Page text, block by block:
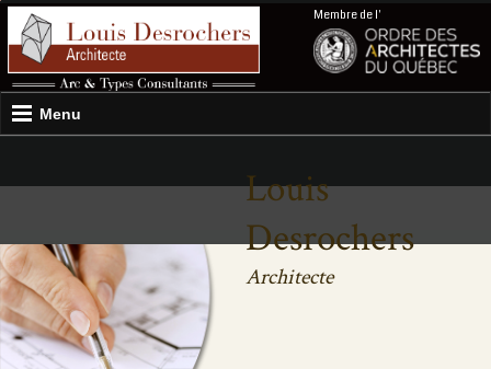
Membre de l'
Menu
Louis
Desrochers
Architecte